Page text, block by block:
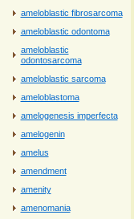
ameloblastic fibrosarcoma
ameloblastic odontoma
ameloblastic
odontosarcoma
ameloblastic sarcoma
ameloblastoma
amelogenesis imperfecta
amelogenin
amelus
amendment
amenity
amenomania